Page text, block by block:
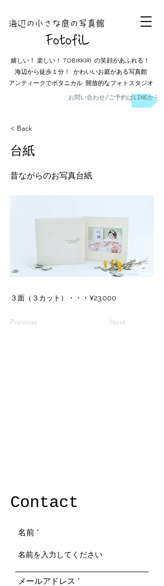
海辺の小さな庭の 写真館
FotofiL
嬉しい！ 楽しい！ TOBIKKIRI の笑顔があふれる！
海辺から徒歩１分！ かわいいお庭がある写真館
アンティークでボタニカル 開放的なフォトスタジオ
お問い合わせ/ご予約はLINEから
< Back
台紙
昔ながらのお写真台紙
３面（３カット）・・・¥23,000
Previous Next
Contact
名前
メールアドレス